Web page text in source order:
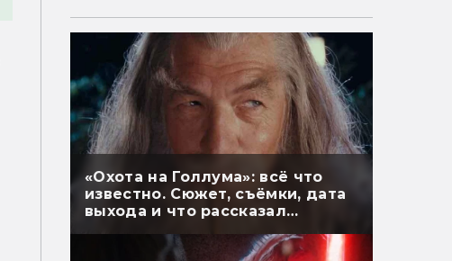
«Охота на Голлума»: всё что
известно. Сюжет, съёмки, дата
выхода и что рассказал